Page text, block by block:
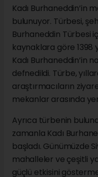
Kadı Burhaneddin’in
bulunuyor. Türbesi,
Burhaneddin Türbesi
kaynaklara göre 1398
Kadı Burhaneddin’in
defnedildi. Türbe,
araştırmacıların
mekanlar arasında
Ayrıca türbenin
zamanla Kadı
başladı. Günümüzde
mahalleler ve çeşitli
güçlü etkisini